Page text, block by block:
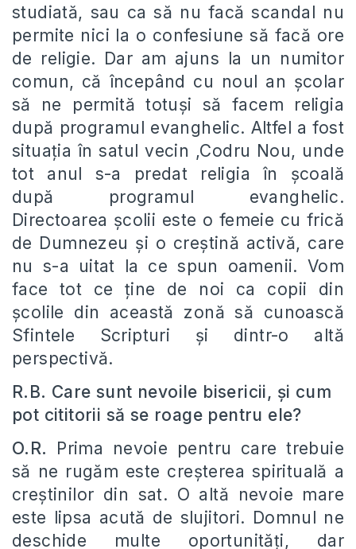
studiată, sau ca să nu facă scandal nu
permite nici la o confesiune să facă ore
de religie. Dar am ajuns la un numitor
comun, că începând cu noul an școlar
să ne permită totuși să facem religia
după programul evanghelic. Altfel a fost
situația în satul vecin ,Codru Nou, unde
tot anul s-a predat religia în școală
după programul evanghelic.
Directoarea școlii este o femeie cu frică
de Dumnezeu și o creștină activă, care
nu s-a uitat la ce spun oamenii. Vom
face tot ce ține de noi ca copii din
școlile din această zonă să cunoască
Sfintele Scripturi și dintr-o altă
perspectivă.
R.B. Care sunt nevoile bisericii, și cum
pot cititorii să se roage pentru ele?
O.R.
Prima nevoie pentru care trebuie
să ne rugăm este creșterea spirituală a
creștinilor din sat. O altă nevoie mare
este lipsa acută de slujitori. Domnul ne
deschide multe oportunități, dar